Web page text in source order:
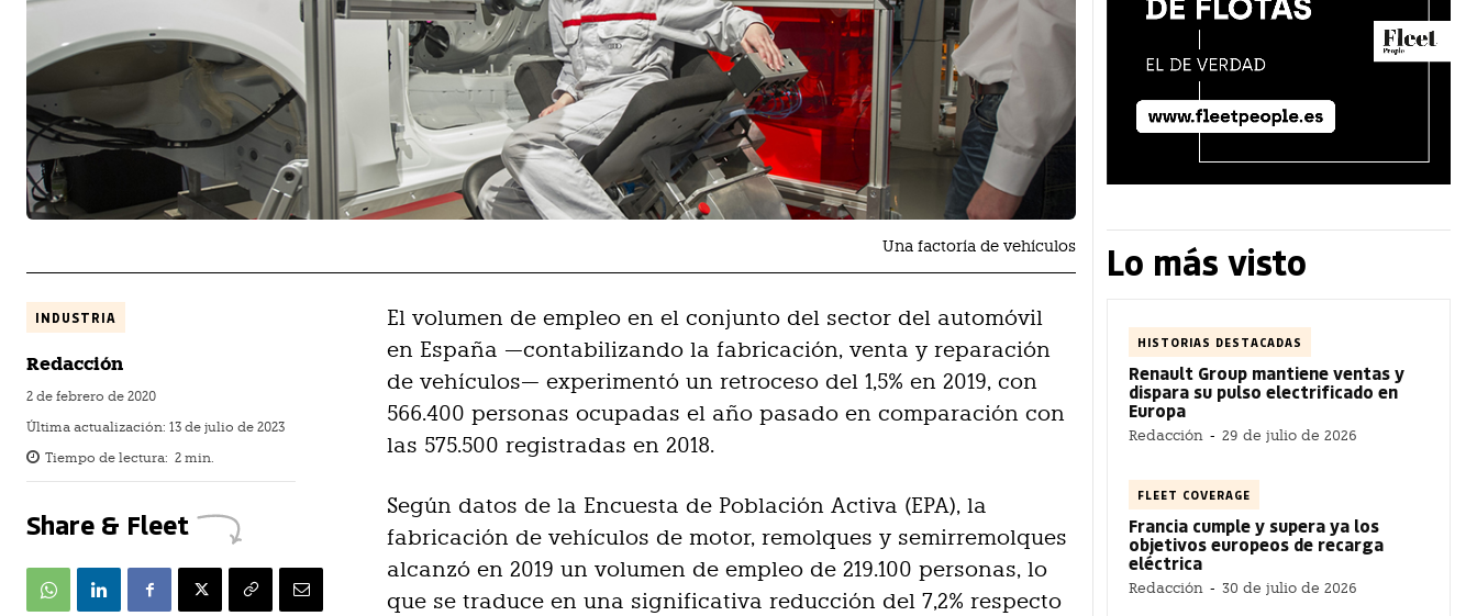
Una factoría de vehículos
INDUSTRIA
Redacción
2 de febrero de 2020
Última actualización: 13 de julio de 2023
Tiempo de lectura: 2 min.
Share & Fleet
El volumen de empleo en el conjunto del sector del automóvil
en España —contabilizando la fabricación, venta y reparación
de vehículos— experimentó un retroceso del 1,5% en 2019, con
566.400 personas ocupadas el año pasado en comparación con
las 575.500 registradas en 2018.
Según datos de la Encuesta de Población Activa (EPA), la
fabricación de vehículos de motor, remolques y semirremolques
alcanzó en 2019 un volumen de empleo de 219.100 personas, lo
que se traduce en una significativa reducción del 7,2% respecto
Lo más visto
HISTORIAS DESTACADAS
Renault Group mantiene ventas y
dispara su pulso electrificado en
Europa
Redacción - 29 de julio de 2026
FLEET COVERAGE
Francia cumple y supera ya los
objetivos europeos de recarga
eléctrica
Redacción - 30 de julio de 2026